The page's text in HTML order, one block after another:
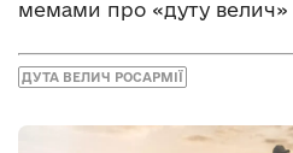
мемами про «дуту велич»
ДУТА ВЕЛИЧ РОСАРМІЇ